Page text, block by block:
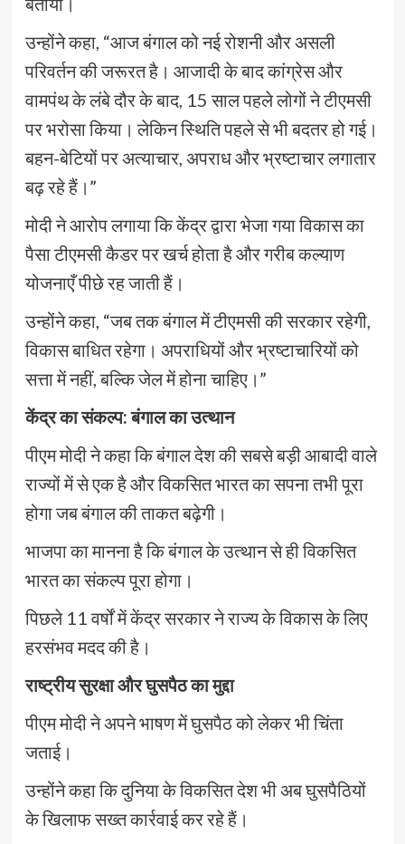
उन्होंने कहा, “आज बंगाल को नई रोशनी और असली
परिवर्तन की जरूरत है। आजादी के बाद कांग्रेस और
वामपंथ के लंबे दौर के बाद, 15 साल पहले लोगों ने टीएमसी
पर भरोसा किया। लेकिन स्थिति पहले से भी बदतर हो गई।
बहन-बेटियों पर अत्याचार, अपराध और भ्रष्टाचार लगातार
बढ़ रहे हैं।”
मोदी ने आरोप लगाया कि केंद्र द्वारा भेजा गया विकास का
पैसा टीएमसी कैडर पर खर्च होता है और गरीब कल्याण
योजनाएँ पीछे रह जाती हैं।
उन्होंने कहा, “जब तक बंगाल में टीएमसी की सरकार रहेगी,
विकास बाधित रहेगा। अपराधियों और भ्रष्टाचारियों को
सत्ता में नहीं, बल्कि जेल में होना चाहिए।”
केंद्र का संकल्प: बंगाल का उत्थान
पीएम मोदी ने कहा कि बंगाल देश की सबसे बड़ी आबादी वाले
राज्यों में से एक है और विकसित भारत का सपना तभी पूरा
होगा जब बंगाल की ताकत बढ़ेगी।
भाजपा का मानना है कि बंगाल के उत्थान से ही विकसित
भारत का संकल्प पूरा होगा।
पिछले 11 वर्षों में केंद्र सरकार ने राज्य के विकास के लिए
हरसंभव मदद की है।
राष्ट्रीय सुरक्षा और घुसपैठ का मुद्दा
पीएम मोदी ने अपने भाषण में घुसपैठ को लेकर भी चिंता
जताई।
उन्होंने कहा कि दुनिया के विकसित देश भी अब घुसपैठियों
के खिलाफ सख्त कार्रवाई कर रहे हैं।